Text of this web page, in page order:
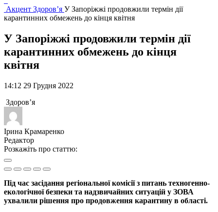
Акцент Здоров’я У Запоріжжі продовжили термін дії
карантинних обмежень до кінця квітня
У Запоріжжі продовжили термін дії
карантинних обмежень до кінця
квітня
14:12 29 Грудня 2022
Здоров’я
Ірина Крамаренко
Редактор
Розкажіть про статтю:
Під час засідання регіональної комісії з питань техногенно-
екологічної безпеки та надзвичайних ситуацій у ЗОВА
ухвалили рішення про продовження карантину в області.